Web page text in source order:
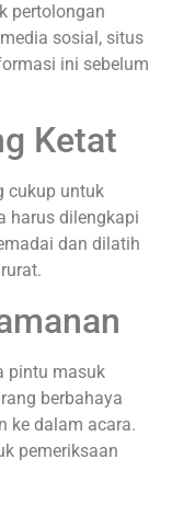
pertolongan
sosial, situs
ini sebelum
Ketat
cukup untuk
harus dilengkapi
dan dilatih
pintu masuk
berbahaya
ke dalam acara.
pemeriksaan